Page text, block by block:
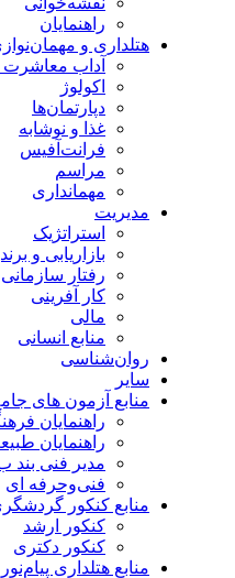
راهنمایان
هتلداری و
آداب
اکولوژ
دپارتمان‌ها
غذا و نوشابه
فرانت‌آفیس
مراسم
مهمانداری
مدیریت
استراتژیک
بازاریابی و
رفتار سازمانی
کار آفرینی
مالی
منابع انسانی
روان‌شناسی
سایر
منابع آزمون های
راهنمایان
راهنمایان
مدیر فنی بند
فنی‌وحرفه‌ ای
منابع کنکور
کنکور ارشد
کنکور دکتری
منابع هتلداری پیام‌نور